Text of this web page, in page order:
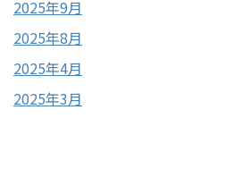
2025年9月
2025年8月
2025年4月
2025年3月